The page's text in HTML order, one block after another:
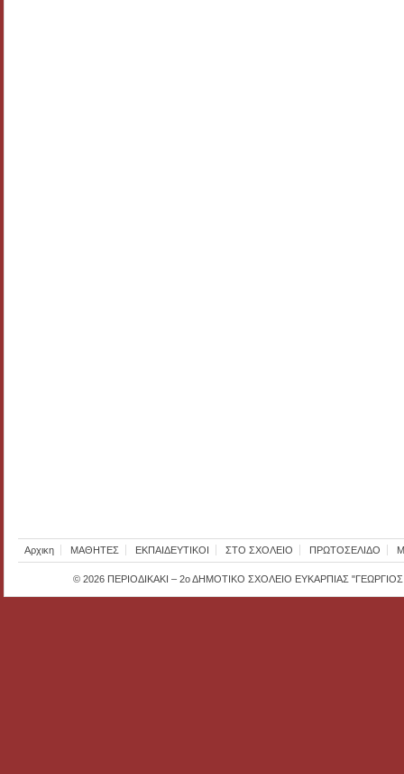
Αρχικη ΜΑΘΗΤΕΣ ΕΚΠΑΙΔΕΥΤΙΚΟΙ ΣΤΟ ΣΧΟΛΕΙΟ ΠΡΩΤΟΣΕΛΙΔΟ
© 2026 ΠΕΡΙΟΔΙΚΑΚΙ – 2ο ΔΗΜΟΤΙΚΟ ΣΧΟΛΕΙΟ ΕΥΚΑΡΠΙΑΣ